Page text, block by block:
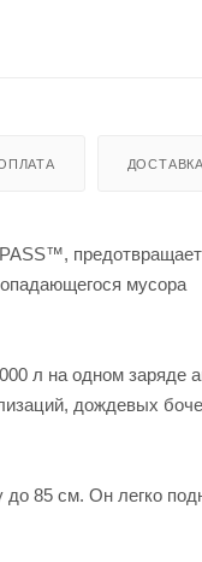
ДОСТАВКА
мусора
л на одном
дождевых
до 85 см. Он легко